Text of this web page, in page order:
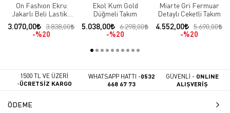
On Fashıon Ekru
Jakarlı Beli Lastikli
Takım
3.070,00
3.838,00
%20
Ekol Kum Gold
Düğmeli Takım
5.038,00
6.298,00
%20
Miarte Gri Fermuar
Detaylı Ceketli Takım
4.552,00
5.690,00
%20
1500 TL VE ÜZERİ
-ÜCRETSİZ KARGO
WHATSAPP HATTI -0532
668 67 73
GÜVENLİ - ONLINE
ALIŞVERİŞ
ÖDEME